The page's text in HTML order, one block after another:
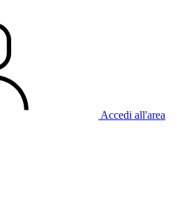
Accedi all'area